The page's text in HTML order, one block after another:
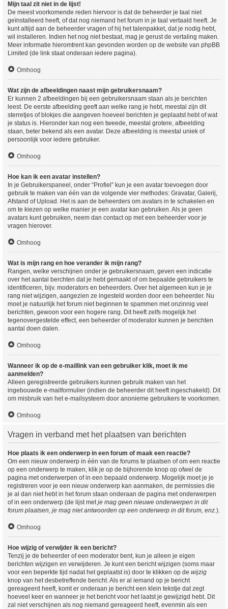
Mijn taal zit niet in de lijst!
De meest voorkomende reden hiervoor is dat de beheerder je taal niet
geïnstalleerd heeft, of dat nog niemand het forum in je taal vertaald heeft. Je
kunt altijd aan de beheerder vragen of hij het talenpakket, dat je nodig hebt,
wil installeren. Indien het nog niet bestaat, mag je gerust de vertaling maken.
Meer informatie hieromtrent kan gevonden worden op de website van phpBB
Limited (de link staat onderaan iedere pagina).
Omhoog
Wat zijn de afbeeldingen naast mijn gebruikersnaam?
Er kunnen 2 afbeeldingen bij een gebruikersnaam staan als je berichten
leest. De eerste afbeelding geeft aan welke rang je hebt, meestal zijn dit
sterretjes of blokjes die aangeven hoeveel berichten je geplaatst hebt of wat
je status is. Hieronder kan nog een tweede, meestal grotere, afbeelding
staan, beter bekend als een avatar. Deze afbeelding is meestal uniek of
persoonlijk voor iedere gebruiker.
Omhoog
Hoe kan ik een avatar instellen?
In je Gebruikerspaneel, onder “Profiel” kun je een avatar toevoegen door
gebruik te maken van één van de volgende vier methodes: Gravatar, Galerij,
Afstand of Upload. Het is aan de beheerders om avatars in te schakelen en
om te kiezen op welke manier je een avatar kan gebruiken. Als je geen
avatars kunt gebruiken, neem dan contact op met een beheerder voor je
vragen hierover.
Omhoog
Wat is mijn rang en hoe verander ik mijn rang?
Rangen, welke verschijnen onder je gebruikersnaam, geven een indicatie
over het aantal berchten dat je hebt gemaakt of om bepaalde gebruikers te
identificeren, bijv. moderators en beheerders. Over het algemeen kun je je
rang niet wijzigen, aangezien ze ingesteld worden door een beheerder. Nu
moet je natuurlijk het forum niet beginnen te spammen met onzinnig veel
berichten, gewoon voor een hogere rang. Dit heeft zelfs mogelijk het
tegenovergestelde effect, een beheerder of moderator kunnen je berichten
aantal doen dalen.
Omhoog
Wanneer ik op de e-maillink van een gebruiker klik, moet ik me
aanmelden?
Alleen geregistreerde gebruikers kunnen gebruik maken van het
ingebouwde e-mailformulier (indien de beheerder dit heeft ingeschakeld). Dit
om misbruik van het e-mailsysteem door anonieme gebruikers te voorkomen.
Omhoog
Vragen in verband met het plaatsen van berichten
Hoe plaats ik een onderwerp in een forum of maak een reactie?
Om een nieuw onderwerp in één van de forums te plaatsen of om een reactie
op een onderwerp te maken, klik je op de bijhorende knop op ofwel de
pagina met onderwerpen of in een bepaald onderwerp. Mogelijk moet je je
registreren voor je een nieuw onderwerp kan aanmaken, de permissies die
je al dan niet hebt in het forum staan onderaan de pagina met onderwerpen
of in een onderwerp (de lijst metje mag geen nieuwe onderwerpen in dit
forum plaatsen, je mag niet antwoorden op een onderwerp in dit forum, enz.).
Omhoog
Hoe wijzig of verwijder ik een bericht?
Tenzij je de beheerder of een moderator bent, kun je alleen je eigen
berichten wijzigen en verwijderen. Je kunt een bericht wijzigen (soms maar
voor een beperkte tijd nadat het geplaatst is) door te klikken op de wijzig
knop van het desbetreffende bericht. Als er al iemand op je bericht
gereageerd heeft, komt er onderaan je bericht een klein tekstje dat zegt
hoeveel keer en wanneer je het bericht voor het laatst je gewijzigd hebt. Dit
zal niet verschijnen als nog niemand gereageerd heeft, evenmin als een